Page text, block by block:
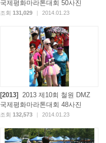
국제평화마라톤대회 50사진
조회 131,029 2014.01.23
[2013]
2013 제10회 철원 DMZ
국제평화마라톤대회 48사진
조회 132,573 2014.01.23